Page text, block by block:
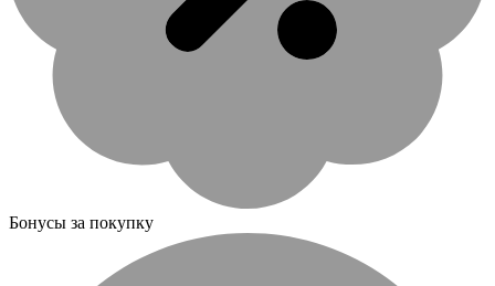
Бонусы за покупку